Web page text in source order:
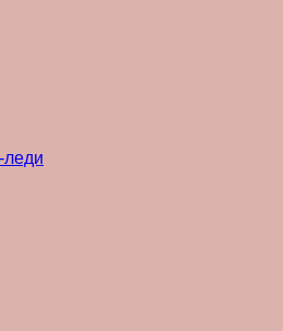
леди